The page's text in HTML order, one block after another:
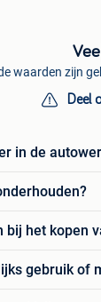
waarden zijn
Deel
in de
het kopen
gebruik of